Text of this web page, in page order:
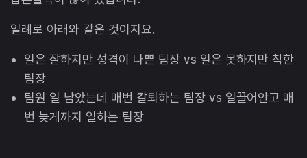
일례로 아래와 같은 것이지요.
일은 잘하지만 성격이 나쁜 팀장 vs 일은 못하지만 착한
팀장
팀원 일 남았는데 매번 칼퇴하는 팀장 vs 일끌어안고 매
번 늦게까지 일하는 팀장